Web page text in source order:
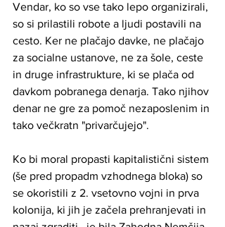
Vendar, ko so vse tako lepo organizirali,
so si prilastili robote a ljudi postavili na
cesto. Ker ne plačajo davke, ne plačajo
za socialne ustanove, ne za šole, ceste
in druge infrastrukture, ki se plača od
davkom pobranega denarja. Tako njihov
denar ne gre za pomoč nezaposlenim in
tako večkratn "privarčujejo".
Ko bi moral propasti kapitalistični sistem
(še pred propadm vzhodnega bloka) so
se okoristili z 2. vsetovno vojni in prva
kolonija, ki jih je začela prehranjevati in